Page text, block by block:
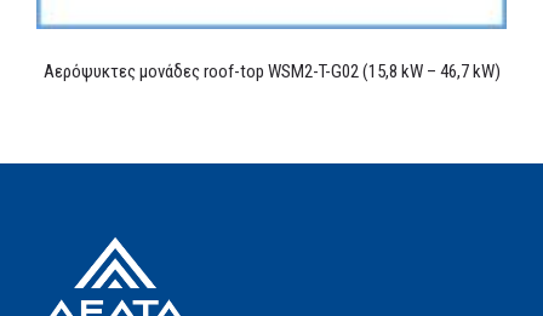
Αερόψυκτες μονάδες roof-top WSM2-T-G02 (15,8 kW – 46,7 kW)